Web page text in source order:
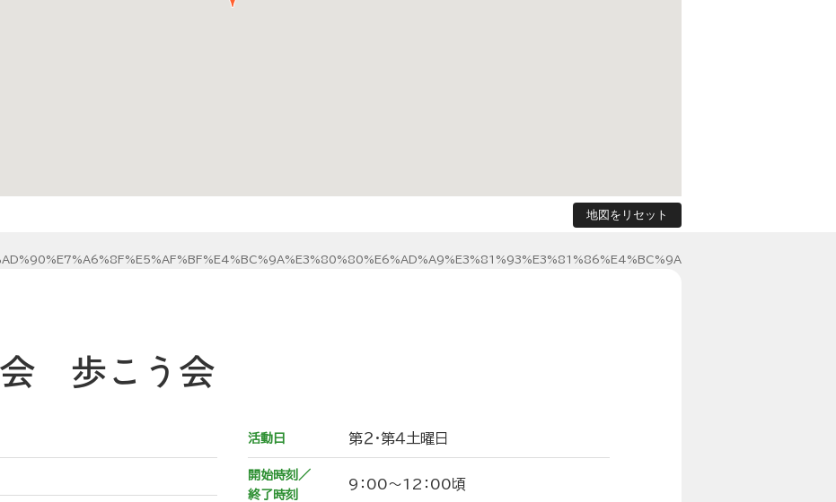
地図をリセット
歩こう会
活動日 第２・第４土曜日
開始時刻／
終了時刻
9：00～12：00頃